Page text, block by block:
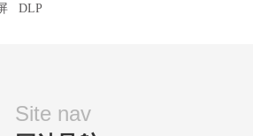
DLP
Site nav